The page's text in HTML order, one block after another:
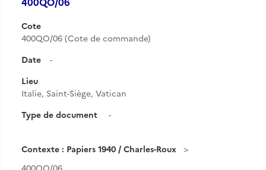
Cote
400QO/06 (Cote de commande)
Date
-
Lieu
Italie, Saint-Siège, Vatican
Type de document
-
Contexte : Papiers 1940 / Charles-Roux
400QO/06